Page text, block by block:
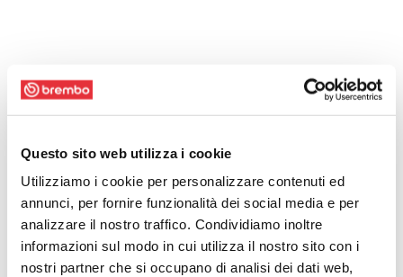
Questo sito web utilizza i cookie
Utilizziamo i cookie per personalizzare contenuti ed
annunci, per fornire funzionalità dei social media e per
analizzare il nostro traffico. Condividiamo inoltre
informazioni sul modo in cui utilizza il nostro sito con i
nostri partner che si occupano di analisi dei dati web,